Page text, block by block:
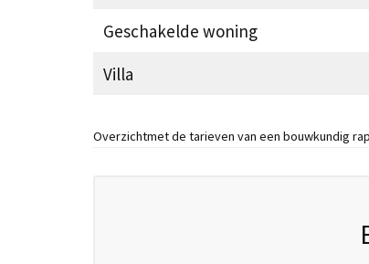
Geschakelde woning
Villa
Overzichtmet de tarieven van een bouwkundig